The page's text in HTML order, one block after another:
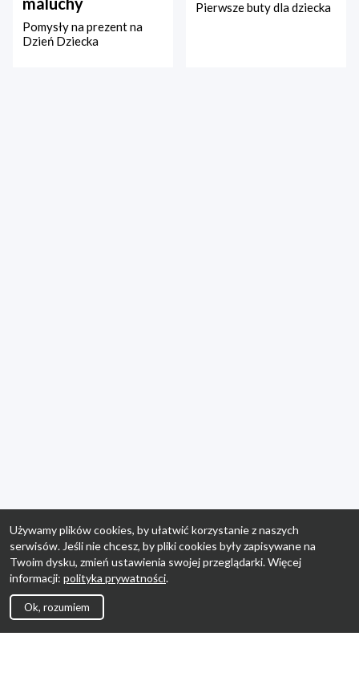
Pomysły na prezent na
Dzień Dziecka
Pierwsze buty dla dziecka
Używamy plików cookies, by ułatwić korzystanie z naszych
serwisów. Jeśli nie chcesz, by pliki cookies były zapisywane na
Twoim dysku, zmień ustawienia swojej przeglądarki. Więcej
informacji: polityka prywatności.
Ok, rozumiem